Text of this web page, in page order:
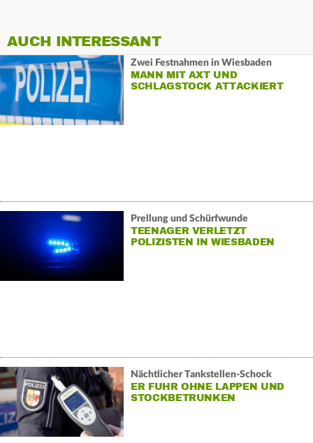
AUCH INTERESSANT
Zwei Festnahmen in Wiesbaden
MANN MIT AXT UND
SCHLAGSTOCK ATTACKIERT
Prellung und Schürfwunde
TEENAGER VERLETZT
POLIZISTEN IN WIESBADEN
Nächtlicher Tankstellen-Schock
ER FUHR OHNE LAPPEN UND
STOCKBETRUNKEN